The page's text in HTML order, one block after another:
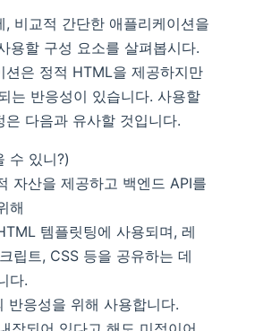
, 비교적 간단한 애플리케이션을
용할 구성 요소를 살펴봅시다.
션은 정적 HTML을 제공하지만
는 반응성이 있습니다. 사용할
은 다음과 유사할 것입니다.
수 있니?)
자산을 제공하고 백엔드 API를
해
템플릿팅에 사용되며, 레
립트, CSS 등을 공유하는 데
다.
반응성을 위해 사용합니다.